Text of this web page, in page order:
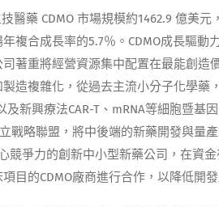
醫藥 CDMO 市場規模約1462.9 億美元
複合成長率的5.7％。CDMO成長驅動
著重將經營資源集中配置在最能創造
造複雜化，從過去主流小分子化學藥
新興療法CAR-T、mRNA等細胞暨基
戰略聯盟，將中後端的新藥開發與量
競爭力的創新中小型新藥公司，在資
目的CDMO廠商進行合作，以降低開發